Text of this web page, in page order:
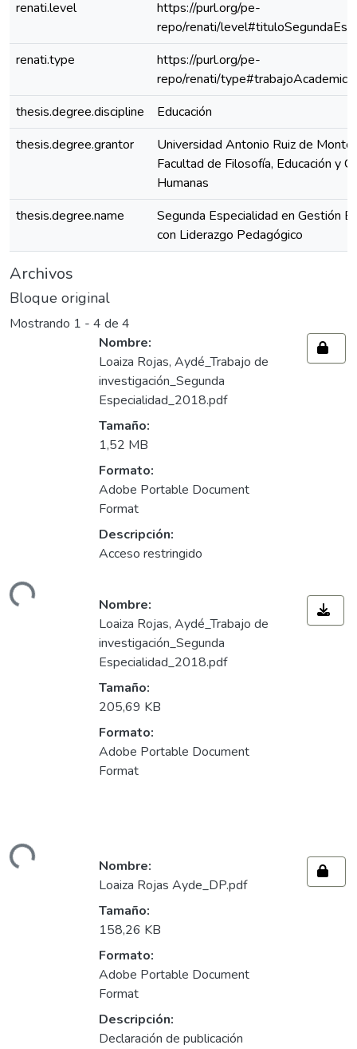
renati.level
https://purl.org/pe-
repo/renati/
renati.type
https://purl.org/pe-
repo/renati/type#trabajoAcademico
thesis.degree.discipline
Educación
thesis.degree.grantor
Universidad Antonio Ruiz de
Facultad de Filosofía, Educación y
Humanas
thesis.degree.name
Segunda Especialidad en Gestión
con Liderazgo Pedagógico
Archivos
Bloque original
Mostrando 1 - 4 de 4
Nombre:
Loaiza Rojas, Aydé_Trabajo de
investigación_Segunda
Especialidad_2018.pdf
Tamaño:
1,52 MB
Formato:
Adobe Portable Document
Format
Descripción:
Acceso restringido
Nombre:
Loaiza Rojas, Aydé_Trabajo de
investigación_Segunda
Especialidad_2018.pdf
Tamaño:
205,69 KB
Formato:
Adobe Portable Document
Format
Nombre:
Loaiza Rojas Ayde_DP.pdf
Tamaño:
158,26 KB
Formato:
Adobe Portable Document
Format
Descripción:
Declaración de publicación